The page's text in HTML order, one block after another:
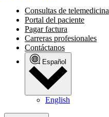
Consultas de telemedicina
Portal del paciente
Pagar factura
Carreras profesionales
Contáctanos
Español
English